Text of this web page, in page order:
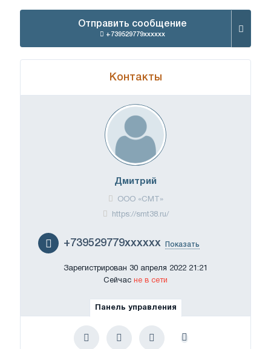
Отправить сообщение
+739529779xxxxxx
Контакты
Дмитрий
ООО «СМТ»
https://smt38.ru/
+739529779xxxxxx Показать
Зарегистрирован 30 апреля 2022 21:21
Сейчас не в сети
Панель управления